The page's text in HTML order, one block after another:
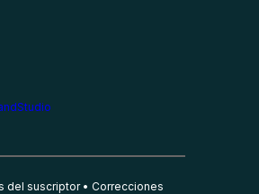
del suscriptor Correcciones